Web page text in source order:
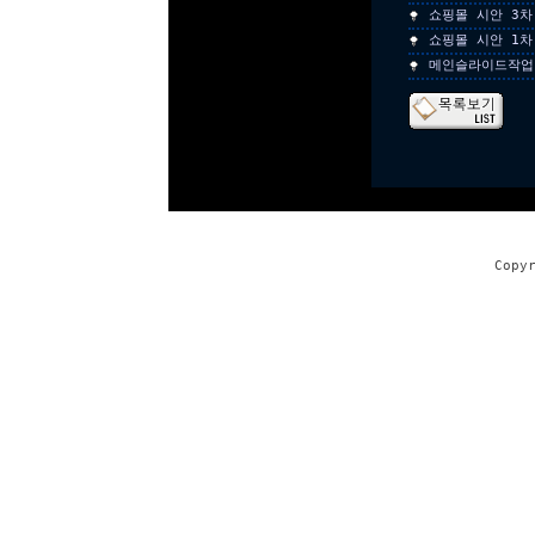
쇼핑몰 시안 3
쇼핑몰 시안 1
메인슬라이드작업